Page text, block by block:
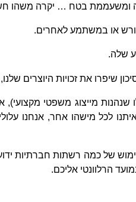
ומשעממת בטח … יקרה משהו
או במשתמע לאחרים.
שלה.
את זכויות היוצרים
מייצוג משפטי מקצועי),
לכל מישהו אחר, אנחנו
של כמה רשתות חברתיות
הרלוונטי אליכם.